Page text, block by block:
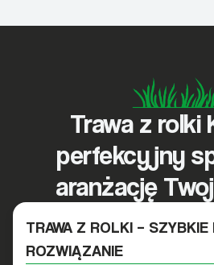
Trawa z rolki
perfekcyjny
aranżację
TRAWA Z ROLKI – SZYBKIE
ROZWIĄZANIE